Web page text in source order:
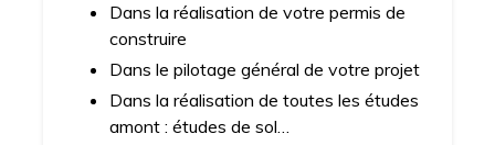
Dans la réalisation de votre permis de
construire
Dans le pilotage général de votre projet
Dans la réalisation de toutes les études
amont : études de sol…